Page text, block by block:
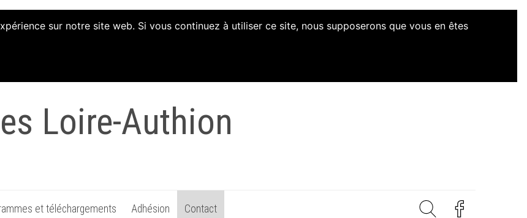
Loire-Authion
et téléchargements Adhésion Contact
sur notre site web. Si vous continuez à utiliser ce site, nous supposerons que vous en êtes